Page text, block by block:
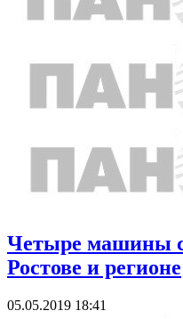
Четыре машины
Ростове и регионе
05.05.2019 18:41